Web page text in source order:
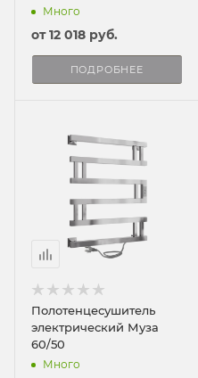
150/8
Много
от12 018 руб.
ПОДРОБНЕЕ
Полотенцесушитель
электрический Муза
60/50
Много